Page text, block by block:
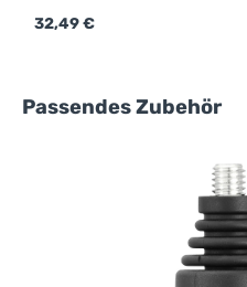
mit Kennzeichen "X"
Regulärer Preis:
32,49 €
Produktgalerie überspringen
Passendes Zubehör